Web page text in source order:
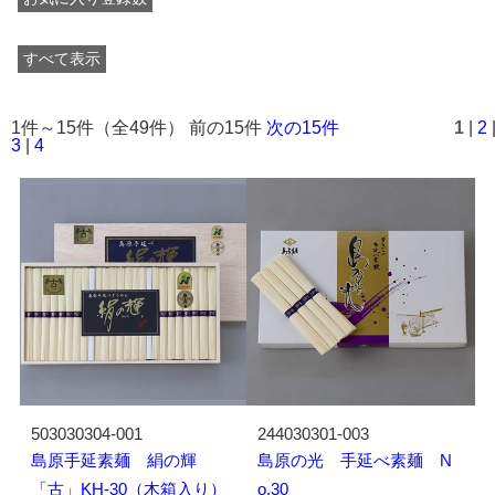
すべて表示
1件～15件（全49件） 前の15件 次の15件 1 2
3
4
503030304-001
島原手延素麺 絹の輝
「古」KH-30（木箱入り）
244030301-003
島原の光 手延べ素麺 N
o.30